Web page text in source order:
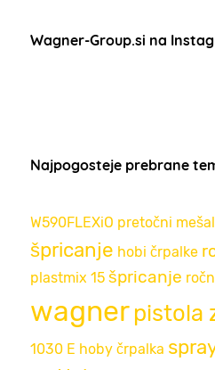
Wagner-Group.si na
Najpogosteje prebrane
W590FLEXiO pretočni
špricanje hobi črpalke
plastmix 15 špricanje
wagner pistola
1030 E hoby črpalka